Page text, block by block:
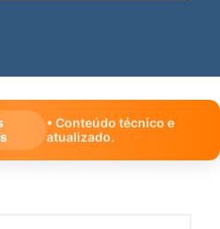
• Conteúdo técnico e
atualizado.